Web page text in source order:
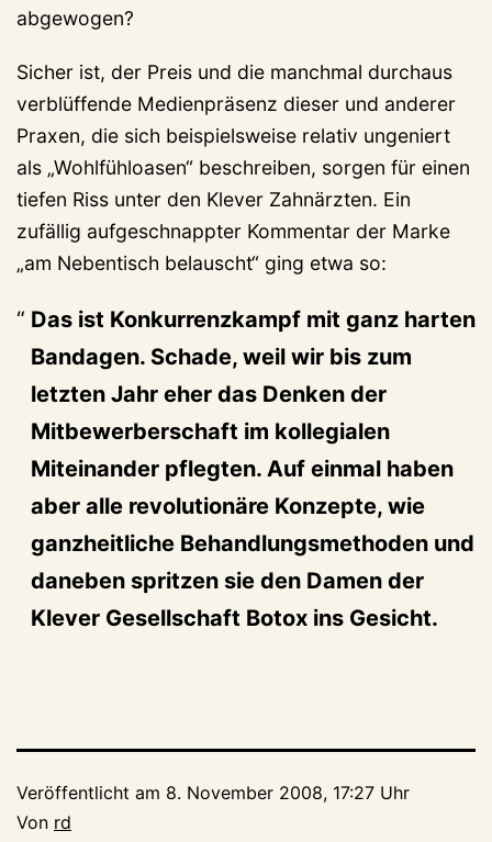
abgewogen?
Sicher ist, der Preis und die manchmal durchaus
verblüffende Medienpräsenz dieser und anderer
Praxen, die sich beispielsweise relativ ungeniert
als „Wohlfühloasen“ beschreiben, sorgen für einen
tiefen Riss unter den Klever Zahnärzten. Ein
zufällig aufgeschnappter Kommentar der Marke
„am Nebentisch belauscht“ ging etwa so:
Das ist Konkurrenzkampf mit ganz harten
Bandagen. Schade, weil wir bis zum
letzten Jahr eher das Denken der
Mitbewerberschaft im kollegialen
Miteinander pflegten. Auf einmal haben
aber alle revolutionäre Konzepte, wie
ganzheitliche Behandlungsmethoden und
daneben spritzen sie den Damen der
Klever Gesellschaft Botox ins Gesicht.
Veröffentlicht am 8. November 2008, 17:27 Uhr
Von rd